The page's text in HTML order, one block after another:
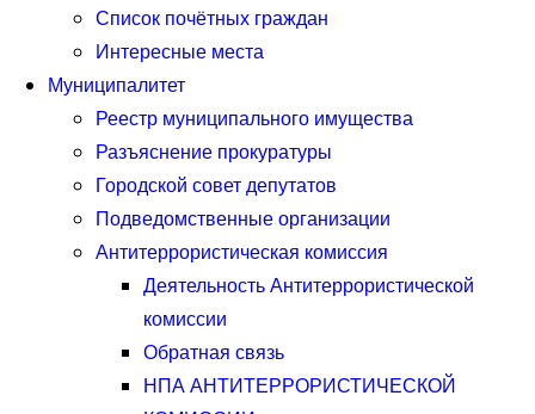
Список почётных граждан
Интересные места
Муниципалитет
Реестр муниципального имущества
Разъяснение прокуратуры
Городской совет депутатов
Подведомственные организации
Антитеррористическая комиссия
Деятельность Антитеррористической
комиссии
Обратная связь
НПА АНТИТЕРРОРИСТИЧЕСКОЙ